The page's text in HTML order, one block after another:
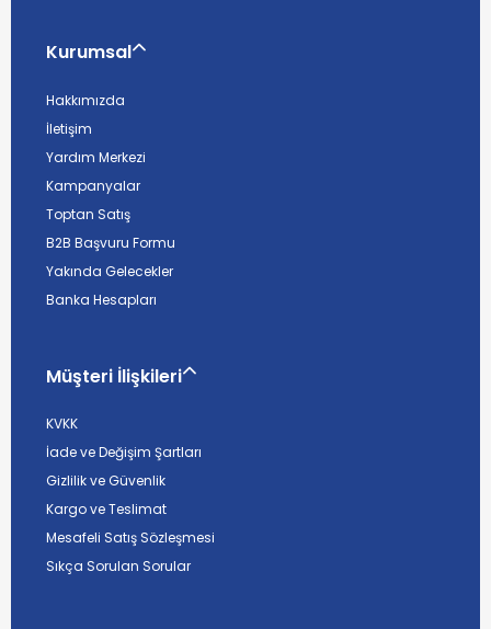
Kurumsal
Hakkımızda
İletişim
Yardım Merkezi
Kampanyalar
Toptan Satış
B2B Başvuru Formu
Yakında Gelecekler
Banka Hesapları
Müşteri İlişkileri
KVKK
İade ve Değişim Şartları
Gizlilik ve Güvenlik
Kargo ve Teslimat
Mesafeli Satış Sözleşmesi
Sıkça Sorulan Sorular